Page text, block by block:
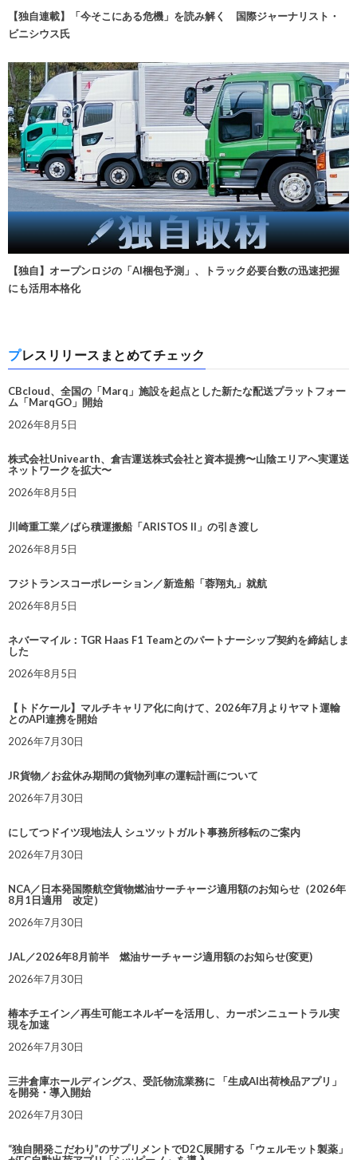
【独自連載】「今そこにある危機」を読み解く 国際ジャーナリスト・
ビニシウス氏
【独自】オープンロジの「AI梱包予測」、トラック必要台数の迅速把握
にも活用本格化
プレスリリースまとめてチェック
CBcloud、全国の「Marq」施設を起点とした新たな配送プラットフォー
ム「MarqGO」開始
2026年8月5日
株式会社Univearth、倉吉運送株式会社と資本提携〜山陰エリアへ実運送
ネットワークを拡大〜
2026年8月5日
川崎重工業／ばら積運搬船「ARISTOS II」の引き渡し
2026年8月5日
フジトランスコーポレーション／新造船「蓉翔丸」就航
2026年8月5日
ネバーマイル：TGR Haas F1 Teamとのパートナーシップ契約を締結しま
した
2026年8月5日
【トドケール】マルチキャリア化に向けて、2026年7月よりヤマト運輸
とのAPI連携を開始
2026年7月30日
JR貨物／お盆休み期間の貨物列車の運転計画について
2026年7月30日
にしてつドイツ現地法人 シュツットガルト事務所移転のご案内
2026年7月30日
NCA／日本発国際航空貨物燃油サーチャージ適用額のお知らせ（2026年
8月1日適用 改定）
2026年7月30日
JAL／2026年8月前半 燃油サーチャージ適用額のお知らせ(変更)
2026年7月30日
椿本チエイン／再生可能エネルギーを活用し、カーボンニュートラル実
現を加速
2026年7月30日
三井倉庫ホールディングス、受託物流業務に 「生成AI出荷検品アプリ」
を開発・導入開始
2026年7月30日
“独自開発こだわり”のサプリメントでD2C展開する「ウェルモット製薬」